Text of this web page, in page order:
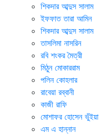
শিকদার আব্দুস সালাম
ইফফাত তারা আমিন
শিকদার আব্দুস সালাম
তাসলিমা নাসরিন
রবি শংকর মৈত্রী
মিঠুন মোকাররাম
পলিন কোহলার
রাবেয়া রব্বানী
কাজী রাফি
মোশাফর হোসেন ভুঁইয়া
এম এ হান্নান